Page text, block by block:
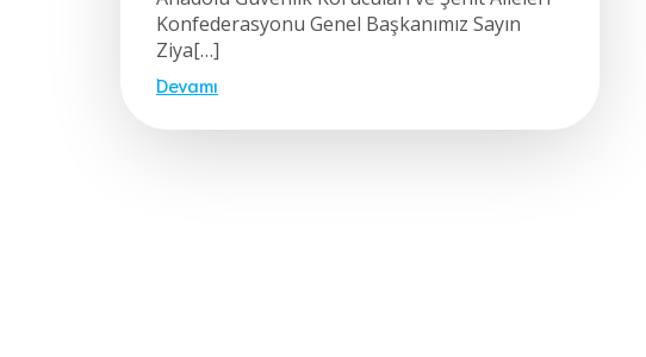
Konfederasyonu Genel Başkanımız Sayın
Ziya[…]
Devamı